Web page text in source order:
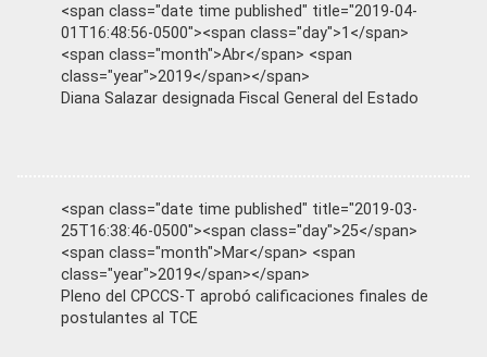
<span class="date time published" title="2019-04-
01T16:48:56-0500"><span class="day">1</span>
<span class="month">Abr</span> <span
class="year">2019</span></span>
Diana Salazar designada Fiscal General del Estado
<span class="date time published" title="2019-03-
25T16:38:46-0500"><span class="day">25</span>
<span class="month">Mar</span> <span
class="year">2019</span></span>
Pleno del CPCCS-T aprobó calificaciones finales de
postulantes al TCE